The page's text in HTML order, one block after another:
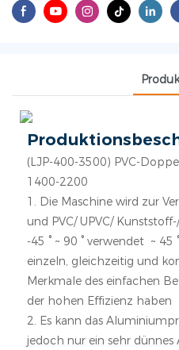
(LJP-400-3500) PVC-
1400-2200
1. Die Maschine wird zur
und PVC/ UPVC/
-45 ° ~ 90 ° verwendet ~
einzeln, gleichzeitig und
Merkmale des einfachen
der hohen Effizienz haben
2. Es kann das
jedoch nur ein sehr